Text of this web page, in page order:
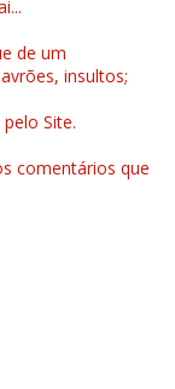
de um
insultos;
Site.
comentários que